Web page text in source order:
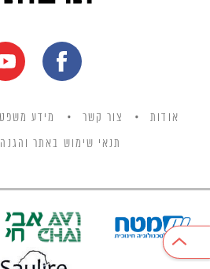
אודות צור קשר מידע
תנאי שימוש באתר